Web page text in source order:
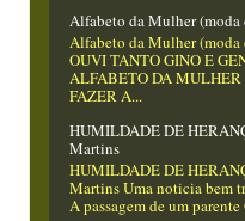
Alfabeto da Mulher
Alfabeto da Mulher
OUVI TANTO GINO E
ALFABETO DA
FAZER A...
HUMILDADE DE
Martins
HUMILDADE DE
Martins Uma noticia bem
A passagem de um